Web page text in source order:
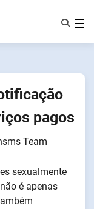
pagos
Team
sexualmente
é apenas